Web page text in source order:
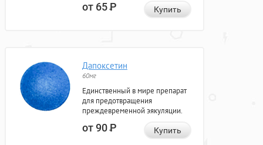
от 65Р Купить
Дапоксетин
60мг
Единственный в мире препарат
для предотвращения
преждевременной эякуляции.
от 90Р Купить